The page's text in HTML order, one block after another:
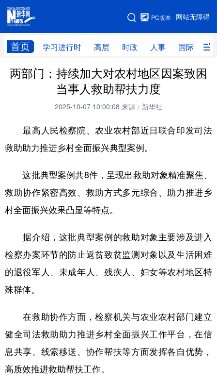
网站无障碍
PC版本
首页 学习进行时 高层 时政 人事 国际 财
网站地图
学习进行时 高层 时政 人事
财经 网评
科技 科创 量子 体育
书画 健康
访谈 视频 图片 政务
法律 中央文件 金融 汽车
食品 人居
学术中国 乡村振兴 银龄 溯源中国
城市 旅游 能源 会展
彩票 娱乐 时尚 悦读
文化产业
地方频道
北京 天津
两部门：持续加大对农村地区因案致困
当事人救助帮扶力度
2025-10-07 10:00:08 来源：新华社
最高人民检察院、农业农村部近日联合印发司法
救助助力推进乡村全面振兴典型案例。
这批典型案例共8件，呈现出救助对象精准聚焦、
救助协作紧密高效、救助方式多元综合、助力推进乡
村全面振兴效果凸显等特点。
据介绍，这批典型案例的救助对象主要涉及进入
检察办案环节的防止返贫致贫监测对象以及生活困难
的退役军人、未成年人、残疾人、妇女等农村地区特
殊群体。
在救助协作方面，检察机关与农业农村部门建立
健全司法救助助力推进乡村全面振兴工作平台，在信
息共享、线索移送、协作帮扶等方面发挥各自优势，
高质效推进救助帮扶工作。